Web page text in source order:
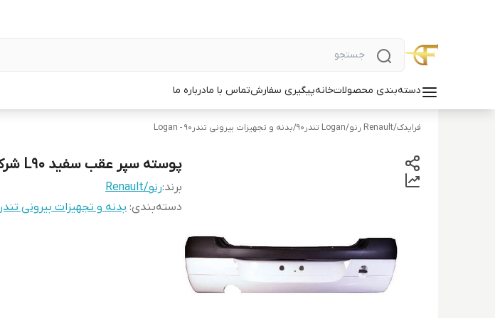
دسته‌بندی محصولاتخانهپیگیری سفارشتماس با مادرباره ما
فرایدک/Renault رنو /Logan تندر90 /بدنه و تجهیزات بیرونی تندر90 - Logan
پوسته سپر عقب سفید L90 شرکتی ایساکویی مهرکام پارس
برند:رنو/Renault
دسته‌بندی: بدنه و تجهیزات بیرونی تندر90 - Logan